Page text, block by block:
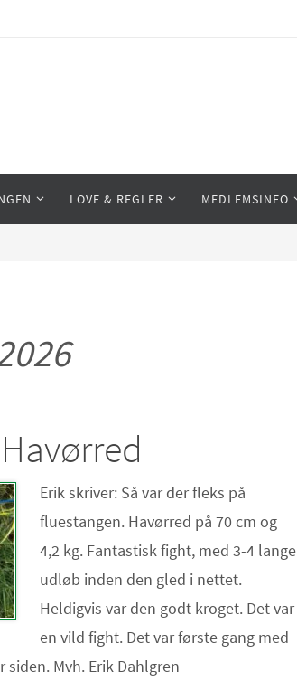
LOVE & REGLER MEDLEMSINFO
Erik skriver: Så var der fleks på
fluestangen. Havørred på 70 cm og
4,2 kg. Fantastisk fight, med 3-4 lange
udløb inden den gled i nettet.
Heldigvis var den godt kroget. Det var
en vild fight. Det var første gang med
Mvh. Erik Dahlgren